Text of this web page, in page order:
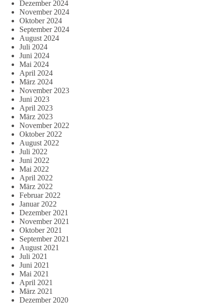
Dezember 2024
November 2024
Oktober 2024
September 2024
August 2024
Juli 2024
Juni 2024
Mai 2024
April 2024
März 2024
November 2023
Juni 2023
April 2023
März 2023
November 2022
Oktober 2022
August 2022
Juli 2022
Juni 2022
Mai 2022
April 2022
März 2022
Februar 2022
Januar 2022
Dezember 2021
November 2021
Oktober 2021
September 2021
August 2021
Juli 2021
Juni 2021
Mai 2021
April 2021
März 2021
Dezember 2020